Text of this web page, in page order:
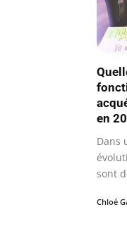
en
Dans
sont
Chloé